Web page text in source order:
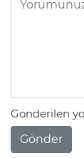
Gönderilen
Gönder